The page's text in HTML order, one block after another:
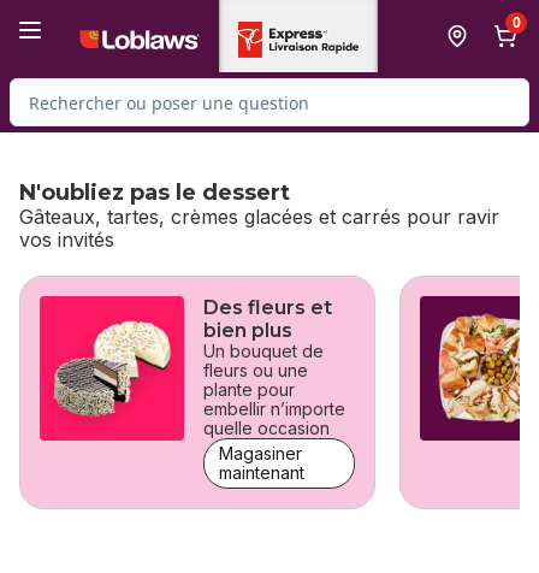
0
Rechercher des produits
N'oubliez pas le dessert
Gâteaux, tartes, crèmes glacées et carrés pour ravir
vos invités
sauter N'oubliez pas le dessert
Des fleurs et
bien plus
Un bouquet de
fleurs ou une
plante pour
embellir n’importe
quelle occasion
Magasiner
maintenant